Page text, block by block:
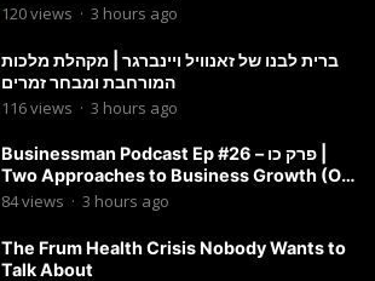
120views · 3 hours ago
ברית לבנו של זאנוויל ויינברגר | מקהלת מלכות
המורחבת ומבחר זמרים
116views · 3 hours ago
Businessman Podcast Ep #26 – פרק כו |
Two Approaches to Business Growth (One
Is Often Overlooked)
84views · 3 hours ago
The Frum Health Crisis Nobody Wants to
Talk About